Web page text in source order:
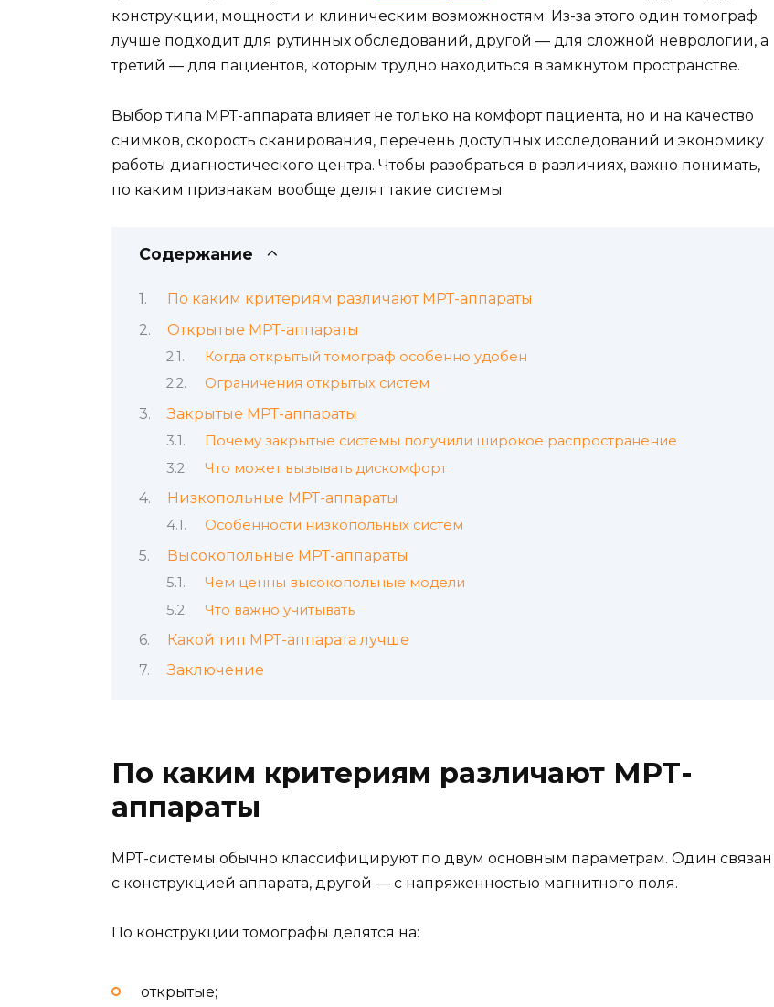
конструкции, мощности и клиническим возможностям. Из-за этого один томограф
лучше подходит для рутинных обследований, другой — для сложной неврологии, а
третий — для пациентов, которым трудно находиться в замкнутом пространстве.
Выбор типа МРТ-аппарата влияет не только на комфорт пациента, но и на качество
снимков, скорость сканирования, перечень доступных исследований и экономику
работы диагностического центра. Чтобы разобраться в различиях, важно понимать,
по каким признакам вообще делят такие системы.
Содержание
По каким критериям различают МРТ-аппараты
Открытые МРТ-аппараты
Когда открытый томограф особенно удобен
Ограничения открытых систем
Закрытые МРТ-аппараты
Почему закрытые системы получили широкое распространение
Что может вызывать дискомфорт
Низкопольные МРТ-аппараты
Особенности низкопольных систем
Высокопольные МРТ-аппараты
Чем ценны высокопольные модели
Что важно учитывать
Какой тип МРТ-аппарата лучше
Заключение
По каким критериям различают МРТ-
аппараты
МРТ-системы обычно классифицируют по двум основным параметрам. Один связан
с конструкцией аппарата, другой — с напряженностью магнитного поля.
По конструкции томографы делятся на:
открытые;